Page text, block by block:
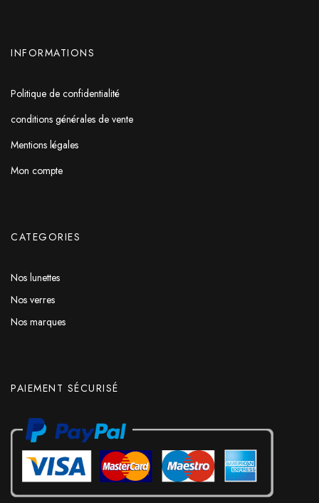
INFORMATIONS
Politique de confidentialité
conditions générales de vente
Mentions légales
Mon compte
CATEGORIES
Nos lunettes
Nos verres
Nos marques
PAIEMENT SÉCURISÉ